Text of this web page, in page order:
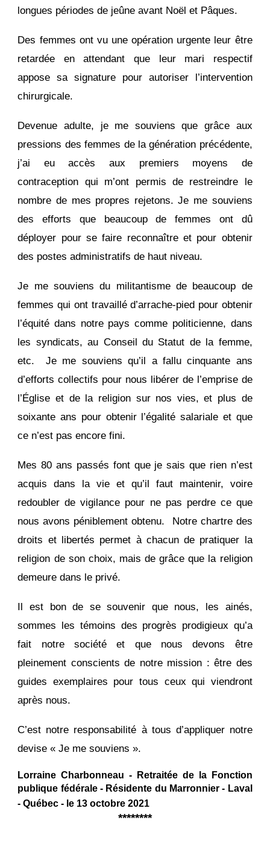
longues périodes de jeûne avant Noël et Pâques.
Des femmes ont vu une opération urgente leur être
retardée en attendant que leur mari respectif
appose sa signature pour autoriser l’intervention
chirurgicale.
Devenue adulte, je me souviens que grâce aux
pressions des femmes de la génération précédente,
j’ai eu accès aux premiers moyens de
contraception qui m’ont permis de restreindre le
nombre de mes propres rejetons. Je me souviens
des efforts que beaucoup de femmes ont dû
déployer pour se faire reconnaître et pour obtenir
des postes administratifs de haut niveau.
Je me souviens du militantisme de beaucoup de
femmes qui ont travaillé d’arrache-pied pour obtenir
l’équité dans notre pays comme politicienne, dans
les syndicats, au Conseil du Statut de la femme,
etc. Je me souviens qu’il a fallu cinquante ans
d’efforts collectifs pour nous libérer de l’emprise de
l’Église et de la religion sur nos vies, et plus de
soixante ans pour obtenir l’égalité salariale et que
ce n’est pas encore fini.
Mes 80 ans passés font que je sais que rien n’est
acquis dans la vie et qu’il faut maintenir, voire
redoubler de vigilance pour ne pas perdre ce que
nous avons péniblement obtenu. Notre chartre des
droits et libertés permet à chacun de pratiquer la
religion de son choix, mais de grâce que la religion
demeure dans le privé.
Il est bon de se souvenir que nous, les ainés,
sommes les témoins des progrès prodigieux qu’a
fait notre société et que nous devons être
pleinement conscients de notre mission : être des
guides exemplaires pour tous ceux qui viendront
après nous.
C’est notre responsabilité à tous d’appliquer notre
devise « Je me souviens ».
Lorraine Charbonneau - Retraitée de la Fonction
publique fédérale - Résidente du Marronnier - Laval
- Québec - le 13 octobre 2021
********